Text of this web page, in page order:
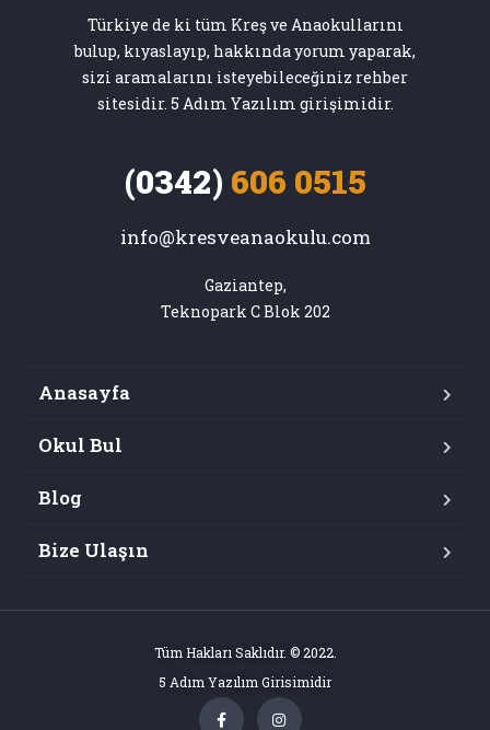
Türkiye de ki tüm Kreş ve Anaokullarını
bulup, kıyaslayıp, hakkında yorum yaparak,
sizi aramalarını isteyebileceğiniz rehber
sitesidir. 5 Adım Yazılım girişimidir.
(0342) 606 0515
info@kresveanaokulu.com
Gaziantep,
Teknopark C Blok 202
Anasayfa
Okul Bul
Blog
Bize Ulaşın
Tüm Hakları Saklıdır. © 2022.
5 Adım Yazılım Girisimidir